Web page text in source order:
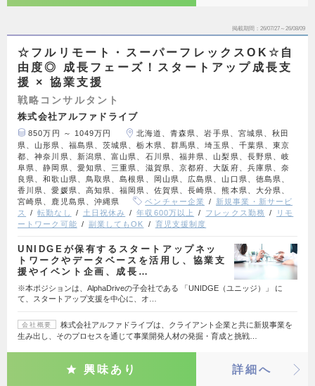
掲載期間 26/07/27～26/08/09
☆フルリモート・スーパーフレックスOK☆自
由度◎ 成長フェーズ！スタートアップ成長支
援 × 協業支援
戦略コンサルタント
株式会社アルファドライブ
850万円 ～ 1049万円
北海道、青森県、岩手県、宮城県、秋田
県、山形県、福島県、茨城県、栃木県、群馬県、埼玉県、千葉県、東京
都、神奈川県、新潟県、富山県、石川県、福井県、山梨県、長野県、岐
阜県、静岡県、愛知県、三重県、滋賀県、京都府、大阪府、兵庫県、奈
良県、和歌山県、鳥取県、島根県、岡山県、広島県、山口県、徳島県、
香川県、愛媛県、高知県、福岡県、佐賀県、長崎県、熊本県、大分県、
宮崎県、鹿児島県、沖縄県
ベンチャー企業
新規事業・新サービ
ス
転勤なし 土日祝休み 年収600万以上 フレックス勤務
リモ
ートワーク可能
副業してもOK 育児支援制度
UNIDGEが保有するスタートアップネッ
トワークやデータベースを活用し、協業支
援やイベント企画、成長…
※本ポジションは、AlphaDriveの子会社である 「UNIDGE（ユニッジ）」 に
て、スタートアップ支援を中心に、オ…
会社概要
株式会社アルファドライブは、クライアント企業と共に新規事業を
生み出し、そのプロセスを通じて事業開発人材の発掘・育成と挑戦…
興味あり 詳細へ